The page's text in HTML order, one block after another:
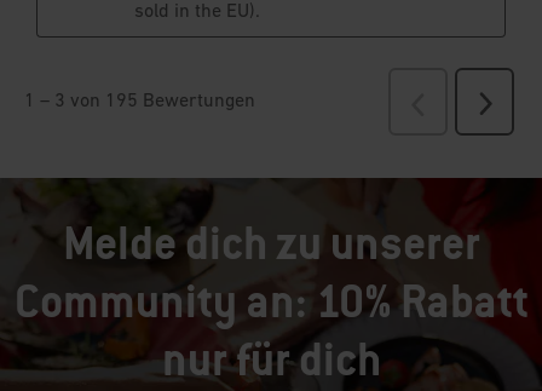
Melde dich zu unserer
Community an: 10% Rabatt
nur für dich